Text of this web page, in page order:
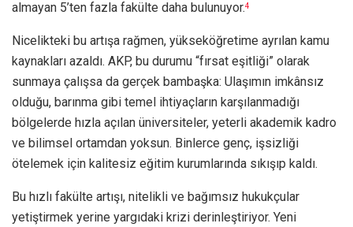
almayan 5’ten fazla fakülte daha bulunuyor.4
Nicelikteki bu artışa rağmen, yükseköğretime ayrılan kamu
kaynakları azaldı. AKP, bu durumu “fırsat eşitliği” olarak
sunmaya çalışsa da gerçek bambaşka: Ulaşımın imkânsız
olduğu, barınma gibi temel ihtiyaçların karşılanmadığı
bölgelerde hızla açılan üniversiteler, yeterli akademik kadro
ve bilimsel ortamdan yoksun. Binlerce genç, işsizliği
ötelemek için kalitesiz eğitim kurumlarında sıkışıp kaldı.
Bu hızlı fakülte artışı, nitelikli ve bağımsız hukukçular
yetiştirmek yerine yargıdaki krizi derinleştiriyor. Yeni